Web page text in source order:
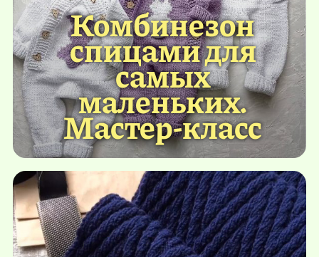
Комбинезон
спицами для
самых
маленьких.
Мастер-класс